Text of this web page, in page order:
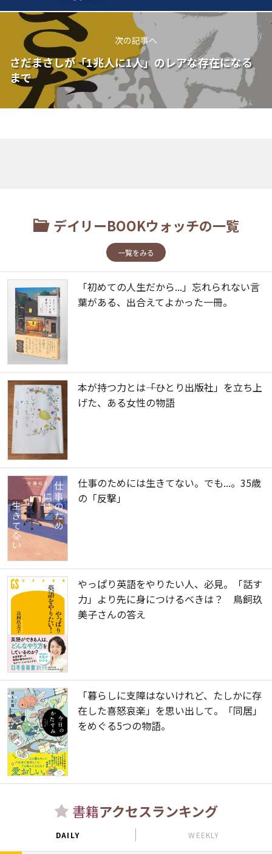
次の記事へ
さだまさしが「1兆人に1人」のレアな存在になる
まで
デイリーBOOKウォッチの一覧
一覧をみる
「初めての人生だから...」忘れられない言
葉がある、出合えてよかった一冊。
本が持つ力とは――「ひとり出版社」を立ち上
げた、ある女性の物語
仕事のためには生きてない。でも...。35歳
の「反撃」
やっぱり英語をやりたい人、必見。「話す
力」より先に身につけるべきは？ 鳥飼玖
美子さんの答え
「暮らしに支障はないけれど、たしかに存
在した喜怒哀楽」を思い出して。「同居」
をめぐる5つの物語。
書籍アクセスランキング
DAILY WEEKLY